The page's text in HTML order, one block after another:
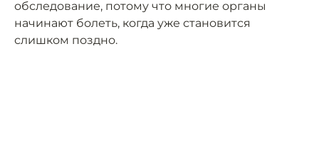
обследование, потому что многие органы
начинают болеть, когда уже становится
слишком поздно.